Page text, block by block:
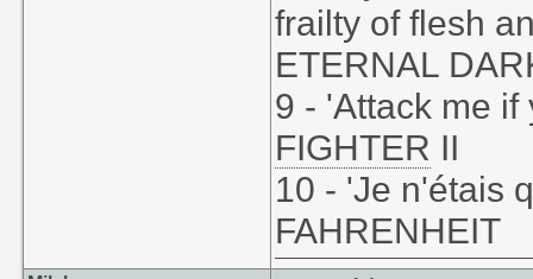
frailty of flesh
ETERNAL
9 - 'Attack me
FIGHTER II
10 - 'Je n'étais
FAHRENHEIT